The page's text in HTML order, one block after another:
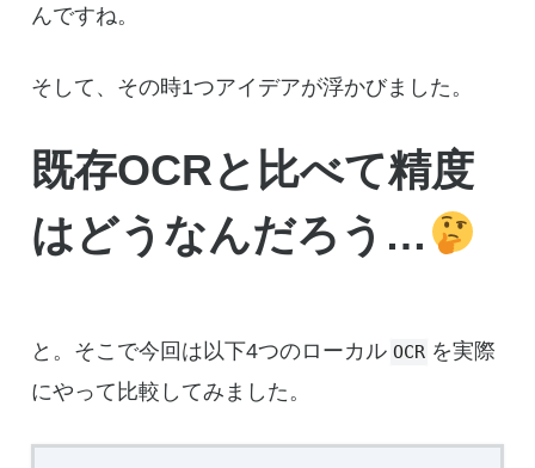
んですね。
そして、その時1つアイデアが浮かびました。
既存OCRと比べて精度
はどうなんだろう…
と。そこで今回は以下4つのローカル OCR を実際
にやって比較してみました。